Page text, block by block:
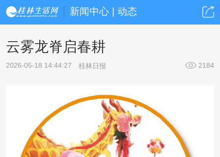
新闻中心 | 动态
云雾龙脊启春耕
2026-05-18 14:44:27 桂林日报 2184